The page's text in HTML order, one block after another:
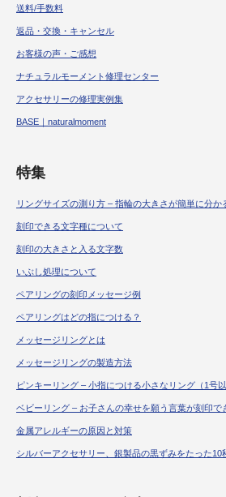
送料/手数料
返品・交換・キャンセル
お客様の声・ご感想
ナチュラルモーメント修理センター
アクセサリーの修理実例集
BASE｜naturalmoment
特集
リングサイズの測り方 – 指輪の大きさが簡単に分か
刻印できる文字種について
刻印の大きさと入る文字数
いぶし処理について
ペアリングの刻印メッセージ例
ペアリングはどの指につける？
メッセージリングとは
メッセージリングの製造方法
ピンキーリング – 小指につける小さなリング（1号以
ベビーリング – お子さんの幸せを願う言葉が刻印で
金属アレルギーの原因と対策
シルバーアクセサリー、銀製品の黒ずみをたった10